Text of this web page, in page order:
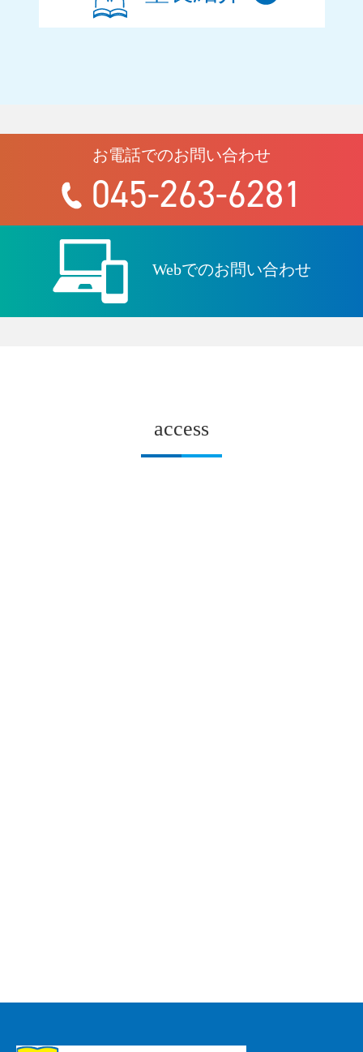
お電話でのお問い合わせ
045-263-6281
Webでのお問い合わせ
access